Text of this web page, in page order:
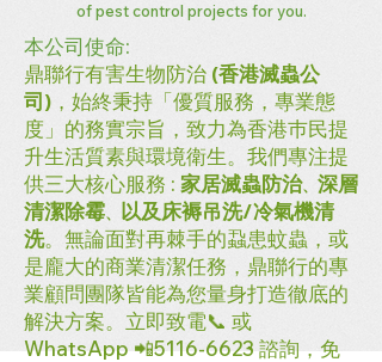
of pest control projects for you.
本公司使命:
鼎聯行有害生物防治 (香港滅蟲公
司) ，始終秉持「優質服務，專業態
度」的務實宗旨，致力為香港巿民提
升生活質素與環境衛生。我們專注提
供三大核心服務 : 家居滅蟲防治、 深層
清潔除霉、
以及床褥吊洗/冷氣機清
洗。無論面對再棘手的蝨患蚊蟲，或
是龐大的商業清潔任務，鼎聯行的專
業顧問團隊皆能為您量身打造徹底的
解決方案。立即致電📞 或
WhatsApp 📲5116-6623 諮詢，免